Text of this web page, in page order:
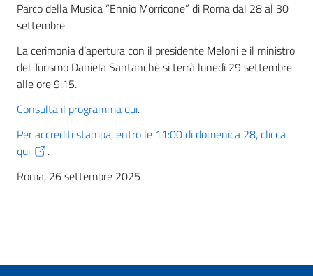
Parco della Musica “Ennio Morricone” di Roma dal 28 al 30
settembre.
La cerimonia d’apertura con il presidente Meloni e il ministro
del Turismo Daniela Santanchè si terrà lunedì 29 settembre
alle ore 9:15.
Consulta il programma qui.
Per accrediti stampa, entro le 11:00 di domenica 28, clicca
qui
.
Roma, 26 settembre 2025